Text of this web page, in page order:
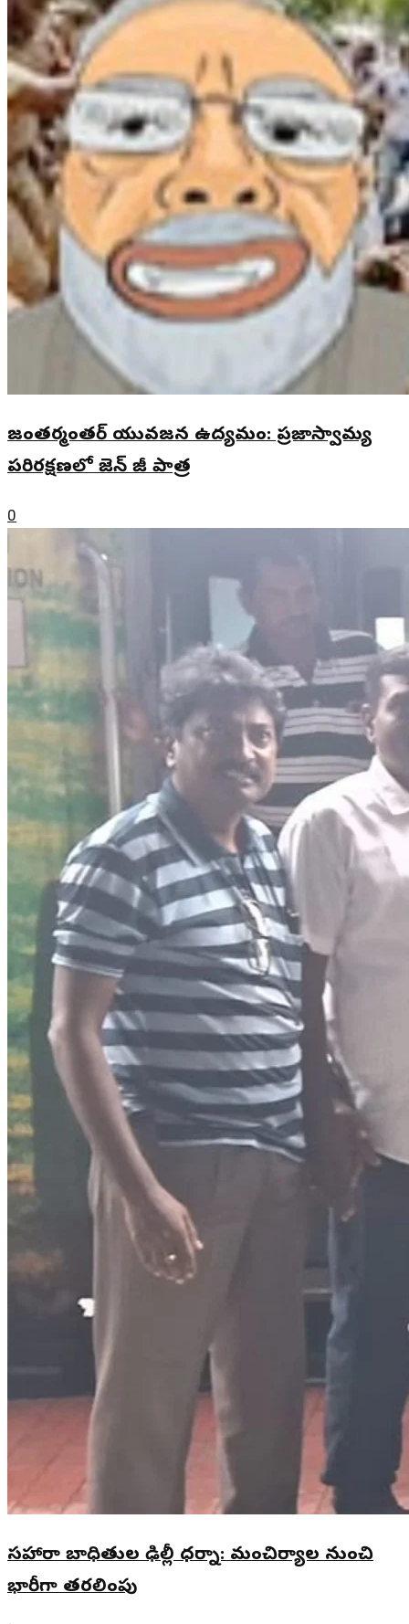
జంతర్మంతర్ యువజన ఉద్యమం: ప్రజాస్వామ్య
పరిరక్షణలో జెన్ జీ పాత్ర
0
సహారా బాధితుల ఢిల్లీ ధర్నా: మంచిర్యాల నుంచి
భారీగా తరలింపు